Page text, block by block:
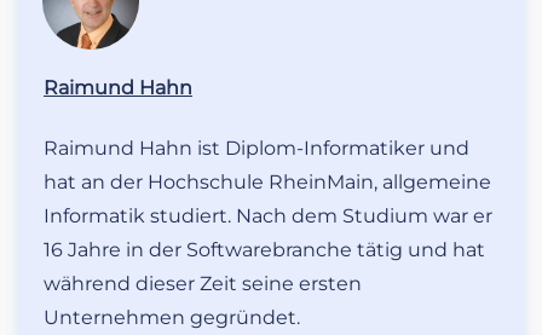
Raimund Hahn
Raimund Hahn ist Diplom-Informatiker und
hat an der Hochschule RheinMain, allgemeine
Informatik studiert. Nach dem Studium war er
16 Jahre in der Softwarebranche tätig und hat
während dieser Zeit seine ersten
Unternehmen gegründet.